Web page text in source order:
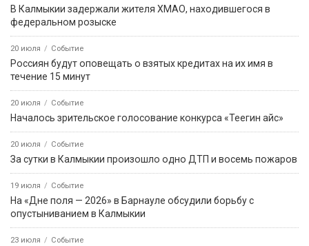
В Калмыкии задержали жителя ХМАО, находившегося в
федеральном розыске
20 июля Событие
Россиян будут оповещать о взятых кредитах на их имя в
течение 15 минут
20 июля Событие
Началось зрительское голосование конкурса «Теегин айс»
20 июля Событие
За сутки в Калмыкии произошло одно ДТП и восемь пожаров
19 июля Событие
На «Дне поля — 2026» в Барнауле обсудили борьбу с
опустыниванием в Калмыкии
23 июля Событие